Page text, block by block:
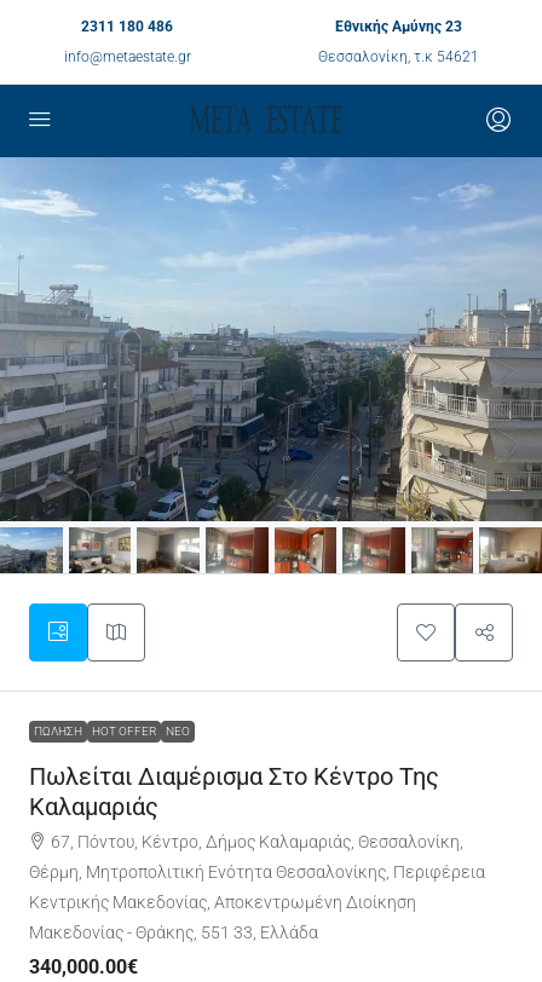
2311 180 486
info@metaestate.gr
Εθνικής Αμύνης 23
Θεσσαλονίκη, τ.κ 54621
ΠΏΛΗΣΗ HOT OFFER ΝΈΟ
Πωλείται Διαμέρισμα Στο Κέντρο Της
Καλαμαριάς
67, Πόντου, Κέντρο, Δήμος Καλαμαριάς, Θεσσαλονίκη,
Θέρμη, Μητροπολιτική Ενότητα Θεσσαλονίκης, Περιφέρεια
Κεντρικής Μακεδονίας, Αποκεντρωμένη Διοίκηση
Μακεδονίας - Θράκης, 551 33, Ελλάδα
340,000.00€